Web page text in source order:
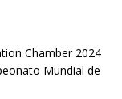
Chamber 2024
Mundial de